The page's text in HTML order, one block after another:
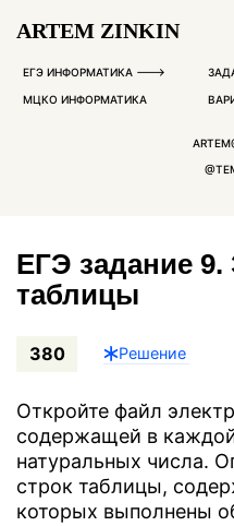
ARTEM ZINKIN
ЕГЭ ИНФОРМАТИКА --->
МЦКО ИНФОРМАТИКА
ЕГЭ задание
таблицы
380
Откройте файл
содержащей в
натуральных числа.
строк таблицы,
которых выполнены
Решение